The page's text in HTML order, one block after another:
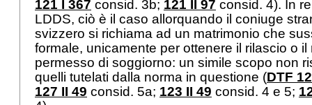
121 I 367 consid. 3b; 121 II 97 consid. 4). In
LDDS, ciò è il caso allorquando il coniuge
svizzero si richiama ad un matrimonio che
formale, unicamente per ottenere il rilascio o il
permesso di soggiorno: un simile scopo non
quelli tutelati dalla norma in questione (DTF
127 II 49 consid. 5a; 123 II 49 consid. 4 e 5;